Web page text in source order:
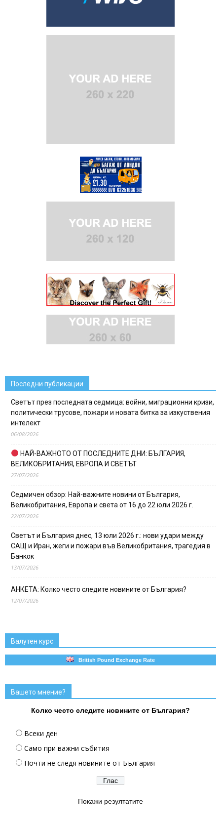
Последни публикации
Светът през последната седмица: войни, миграционни кризи,
политически трусове, пожари и новата битка за изкуствения
интелект
06/08/2026
НАЙ-ВАЖНОТО ОТ ПОСЛЕДНИТЕ ДНИ: БЪЛГАРИЯ,
ВЕЛИКОБРИТАНИЯ, ЕВРОПА И СВЕТЪТ
27/07/2026
Седмичен обзор: Най-важните новини от България,
Великобритания, Европа и света от 16 до 22 юли 2026 г.
22/07/2026
Светът и България днес, 13 юли 2026 г.: нови удари между
САЩ и Иран, жеги и пожари във Великобритания, трагедия в
Банкок
13/07/2026
АНКЕТА: Колко често следите новините от България?
12/07/2026
Валутен курс
British Pound Exchange Rate
Вашето мнение?
Колко често следите новините от България?
Всеки ден
Само при важни събития
Почти не следя новините от България
Покажи резултатите